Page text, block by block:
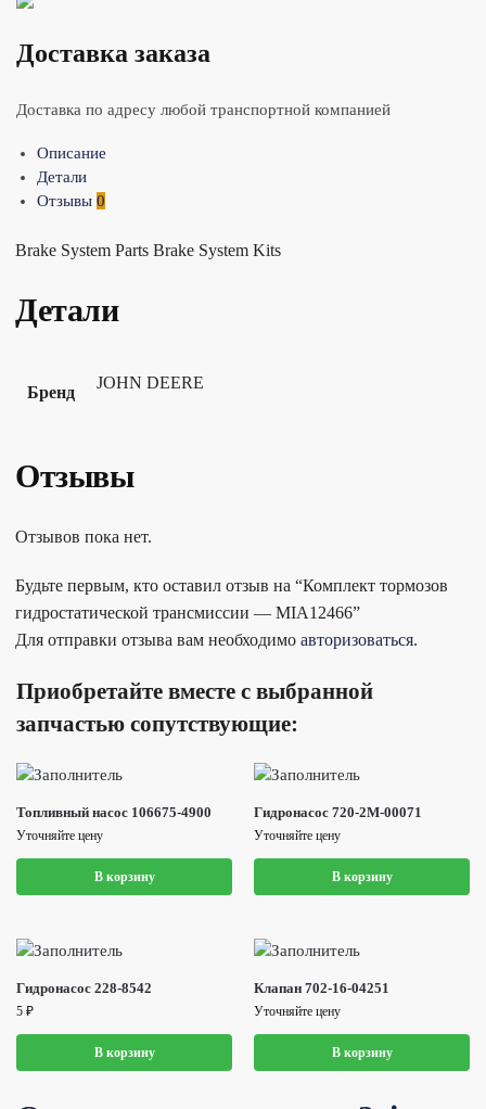
Доставка заказа
Доставка по адресу любой транспортной компанией
Описание
Детали
Отзывы 0
Brake System Parts Brake System Kits
Детали
Бренд
JOHN DEERE
Отзывы
Отзывов пока нет.
Будьте первым, кто оставил отзыв на “Комплект тормозов
гидростатической трансмиссии — MIA12466”
Для отправки отзыва вам необходимо авторизоваться.
Приобретайте вместе с выбранной
запчастью сопутствующие:
Топливный насос 106675-4900
Уточняйте цену
В корзину
Гидронасос 720-2M-00071
Уточняйте цену
В корзину
Гидронасос 228-8542
5 ₽
В корзину
Клапан 702-16-04251
Уточняйте цену
В корзину